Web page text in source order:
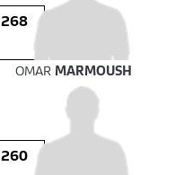
268
OMARMARMOUSH
260